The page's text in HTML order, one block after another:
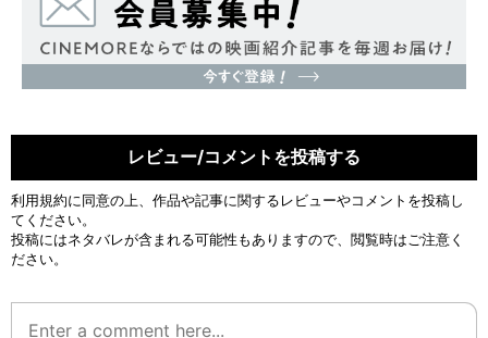
レビュー/コメントを投稿する
利用規約に同意の上、作品や記事に関するレビューやコメントを投稿し
てください。
投稿にはネタバレが含まれる可能性もありますので、閲覧時はご注意く
ださい。